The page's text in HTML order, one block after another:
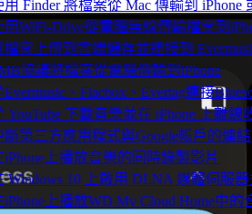
Finder 將檔案從 Mac 傳輸到 iPhone
用WiFi-Drive從電腦無線傳輸檔案到
案上傳到雲端儲存並連接到
協議將檔案從電腦傳輸到iPhone
、Flacbox、Evertag連接
YouTube 下載音樂並在 iPhone 上離線
斷第三方應用程式與Google帳戶的連結
上播放音樂的同時錄製影片
Windows 10 上啟用 DLNA 媒體伺服
上播放WD My Cloud Home中的